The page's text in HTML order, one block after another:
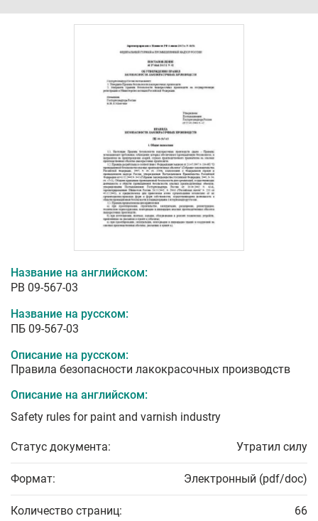
Название на английском:
PB 09-567-03
Название на русском:
ПБ 09-567-03
Описание на русском:
Правила безопасности лакокрасочных производств
Описание на английском:
Safety rules for paint and varnish industry
Статус документа: Утратил силу
Формат: Электронный (pdf/doc)
Количество страниц: 66